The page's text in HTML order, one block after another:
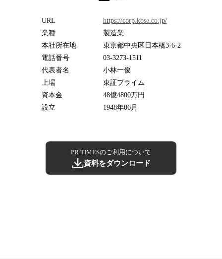
URL
https://corp.kose.co.jp/
業種
製造業
本社所在地
東京都中央区日本橋3-6-2
電話番号
03-3273-1511
代表者名
小林一俊
上場
東証プライム
資本金
48億4800万円
設立
1948年06月
PR TIMESのご利用について
資料をダウンロード